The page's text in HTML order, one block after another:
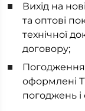
Вихід на
та оптові
технічної
договору;
Погодження
оформлені
погоджень і